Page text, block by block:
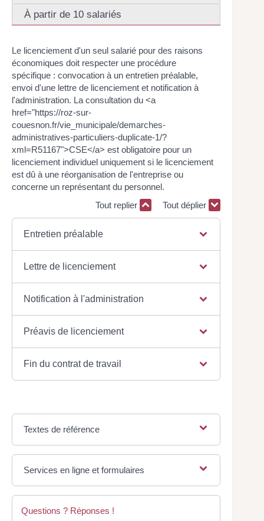
À partir de 10 salariés
Le licenciement d'un seul salarié pour des raisons
économiques doit respecter une procédure
spécifique : convocation à un entretien préalable,
envoi d'une lettre de licenciement et notification à
l'administration. La consultation du <a
href="https://roz-sur-
couesnon.fr/vie_municipale/demarches-
administratives-particuliers-duplicate-1/?
xml=R51167">CSE</a> est obligatoire pour un
licenciement individuel uniquement si le licenciement
est dû à une réorganisation de l'entreprise ou
concerne un représentant du personnel.
Tout replier
Tout déplier
Entretien préalable
Lettre de licenciement
Notification à l'administration
Préavis de licenciement
Fin du contrat de travail
Textes de référence
Services en ligne et formulaires
Questions ? Réponses !